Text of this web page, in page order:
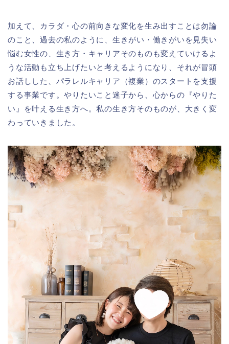
加えて、カラダ・心の前向きな変化を生み出すことは勿論
のこと、過去の私のように、生きがい・働きがいを見失い
悩む女性の、生き方・キャリアそのものも変えていけるよ
うな活動も立ち上げたいと考えるようになり、それが冒頭
お話しした、パラレルキャリア（複業）のスタートを支援
する事業です。やりたいこと迷子から、心からの『やりた
い』を叶える生き方へ。私の生き方そのものが、大きく変
わっていきました。